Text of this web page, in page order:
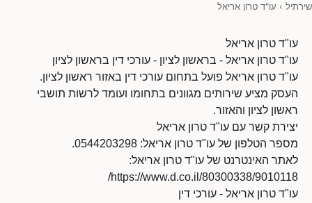
שירתיל › עו"ד טרון אריאל
עו"ד טרון אריאל
עו"ד טרון אריאל - בראשון לציון - עורכי דין בראשון לציון
עו"ד טרון אריאל פועל בתחום עורכי דין באזור ראשון לציון.
העסק מציע שירותים מגוונים בתחומו ועומד לרשות תושבי
ראשון לציון והאזור.
יצירת קשר עם עו"ד טרון אריאל
מספר הטלפון של עו"ד טרון אריאל: 0544203298.
לאתר האינטרנט של עו"ד טרון אריאל:
https://www.d.co.il/80300338/9010118/
עו"ד טרון אריאל - עורכי דין